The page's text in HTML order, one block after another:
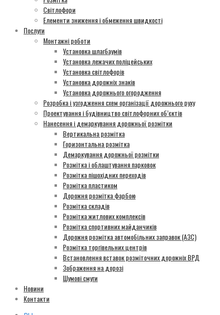
Світлофори
Елементи зниження і обмеження швидкості
Послуги
Монтажні роботи
Установка шлагбаумів
Установка лежачих поліцейських
Установка світлофорів
Установка дорожніх знаків
Установка дорожнього огородження
Розробка і узгодження схем організації дорожнього руху
Проектування і будівництво світлофорних об’єктів
Нанесення і демаркування дорожньої розмітки
Вертикальна розмітка
Горизонтальна розмітка
Демаркування дорожньої розмітки
Розмітка і облаштування парковок
Розмітка пішохідних переходів
Розмітка пластиком
Дорожня розмітка фарбою
Розмітка складів
Розмітка житлових комплексів
Розмітка спортивних майданчиків
Дорожня розмітка автомобільних заправок (АЗС)
Розмітка торгівельних центрів
Встановлення вставок розміточних дорожніх ВРД
Зображення на дорозі
Шумові смуги
Новини
Контакти